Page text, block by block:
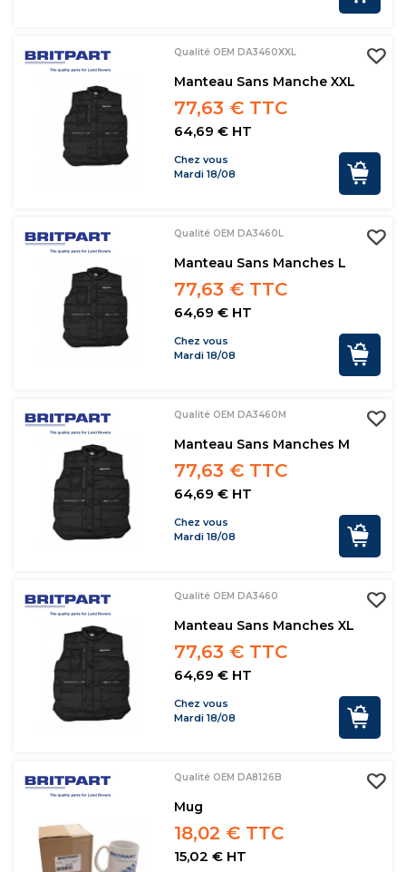
Qualité OEM DA3460XXL
Manteau Sans Manche XXL
77,63 € TTC
64,69 € HT
Chez vous
Mardi 18/08
Qualité OEM DA3460L
Manteau Sans Manches L
77,63 € TTC
64,69 € HT
Chez vous
Mardi 18/08
Qualité OEM DA3460M
Manteau Sans Manches M
77,63 € TTC
64,69 € HT
Chez vous
Mardi 18/08
Qualité OEM DA3460
Manteau Sans Manches XL
77,63 € TTC
64,69 € HT
Chez vous
Mardi 18/08
Qualité OEM DA8126B
Mug
18,02 € TTC
15,02 € HT